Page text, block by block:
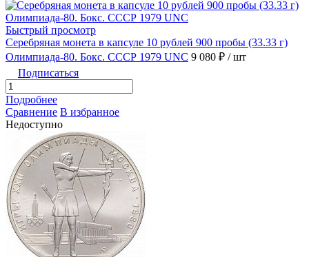
Быстрый просмотр
Серебряная монета в капсуле 10 рублей 900 пробы (33.33 г)
Олимпиада-80. Бокс. СССР 1979 UNC 9 080 ₽ / шт
Подписаться
Подробнее
Сравнение В избранное
Недоступно